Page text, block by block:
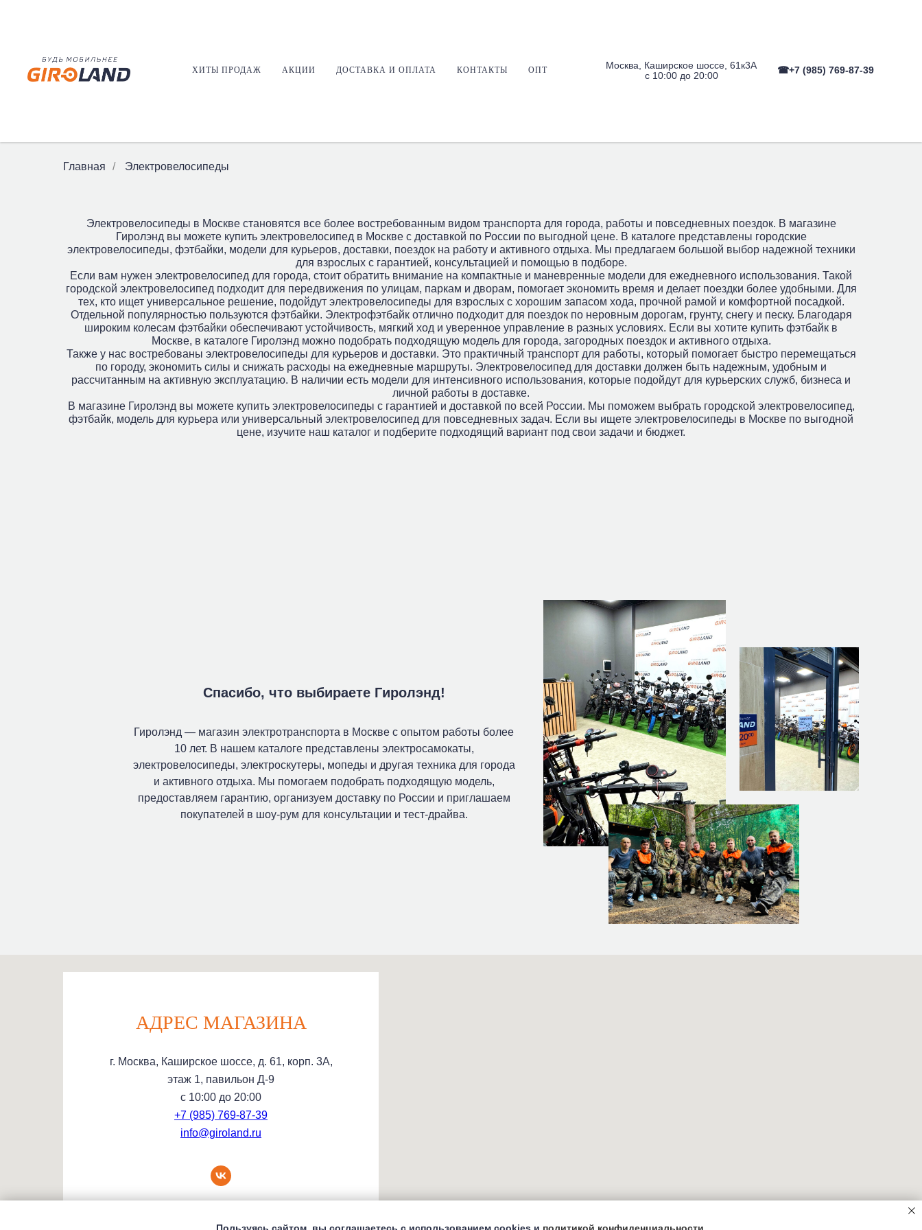
ХИТЫ ПРОДАЖ АКЦИИ ДОСТАВКА И ОПЛАТА КОНТАКТЫ ОПТ
Москва, Каширское шоссе, 61к3А
с 10:00 до 20:00
☎+7 (985) 769-87-39
Главная / Электровелосипеды
Электровелосипеды в Москве становятся все более востребованным видом транспорта для города, работы и повседневных поездок. В магазине
Гиролэнд вы можете купить электровелосипед в Москве с доставкой по России по выгодной цене. В каталоге представлены городские
электровелосипеды, фэтбайки, модели для курьеров, доставки, поездок на работу и активного отдыха. Мы предлагаем большой выбор надежной техники
для взрослых с гарантией, консультацией и помощью в подборе.
Если вам нужен электровелосипед для города, стоит обратить внимание на компактные и маневренные модели для ежедневного использования. Такой
городской электровелосипед подходит для передвижения по улицам, паркам и дворам, помогает экономить время и делает поездки более удобными. Для
тех, кто ищет универсальное решение, подойдут электровелосипеды для взрослых с хорошим запасом хода, прочной рамой и комфортной посадкой.
Отдельной популярностью пользуются фэтбайки. Электрофэтбайк отлично подходит для поездок по неровным дорогам, грунту, снегу и песку. Благодаря
широким колесам фэтбайки обеспечивают устойчивость, мягкий ход и уверенное управление в разных условиях. Если вы хотите купить фэтбайк в
Москве, в каталоге Гиролэнд можно подобрать подходящую модель для города, загородных поездок и активного отдыха.
Также у нас востребованы электровелосипеды для курьеров и доставки. Это практичный транспорт для работы, который помогает быстро перемещаться
по городу, экономить силы и снижать расходы на ежедневные маршруты. Электровелосипед для доставки должен быть надежным, удобным и
рассчитанным на активную эксплуатацию. В наличии есть модели для интенсивного использования, которые подойдут для курьерских служб, бизнеса и
личной работы в доставке.
В магазине Гиролэнд вы можете купить электровелосипеды с гарантией и доставкой по всей России. Мы поможем выбрать городской электровелосипед,
фэтбайк, модель для курьера или универсальный электровелосипед для повседневных задач. Если вы ищете электровелосипеды в Москве по выгодной
цене, изучите наш каталог и подберите подходящий вариант под свои задачи и бюджет.
Спасибо, что выбираете Гиролэнд!
Гиролэнд — магазин электротранспорта в Москве с опытом работы более
10 лет. В нашем каталоге представлены электросамокаты,
электровелосипеды, электроскутеры, мопеды и другая техника для города
и активного отдыха. Мы помогаем подобрать подходящую модель,
предоставляем гарантию, организуем доставку по России и приглашаем
покупателей в шоу-рум для консультации и тест-драйва.
АДРЕС МАГАЗИНА
г. Москва, Каширское шоссе, д. 61, корп. 3А,
этаж 1, павильон Д-9
с 10:00 до 20:00
+7 (985) 769-87-39
info@giroland.ru